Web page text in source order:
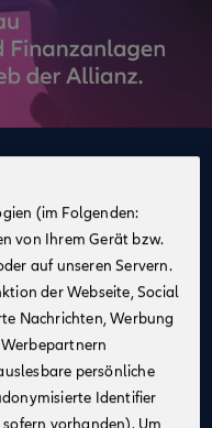
€, im 3. Jahr:
(im Folgenden:
von Ihrem Gerät bzw.
auf unseren Servern.
der Webseite, Social
Nachrichten, Werbung
persönliche
Identifier